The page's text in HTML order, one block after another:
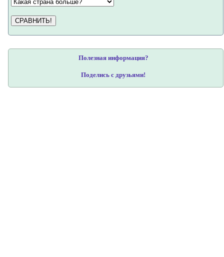
СРАВНИТЬ!
Полезная информация?
Поделись с друзьями!